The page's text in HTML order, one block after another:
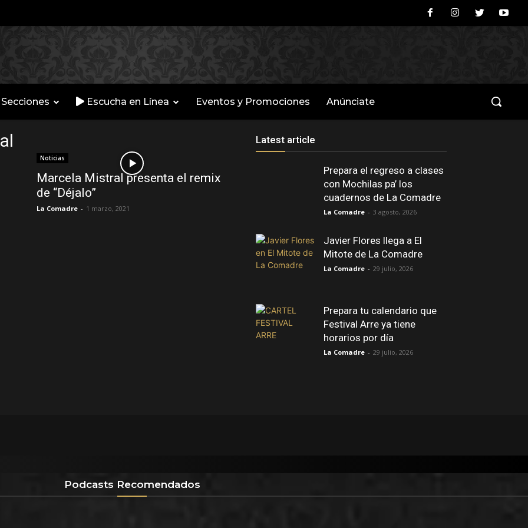
Secciones Escucha en Línea Eventos y Promociones Anúnciate
Noticias
Marcela Mistral presenta el remix
de “Déjalo”
La Comadre - 1 marzo, 2021
Latest article
Prepara el regreso a clases
con Mochilas pa’ los
cuadernos de La Comadre
La Comadre - 3 agosto, 2026
Javier Flores llega a El
Mitote de La Comadre
La Comadre - 29 julio, 2026
Prepara tu calendario que
Festival Arre ya tiene
horarios por día
La Comadre - 29 julio, 2026
Podcasts Recomendados